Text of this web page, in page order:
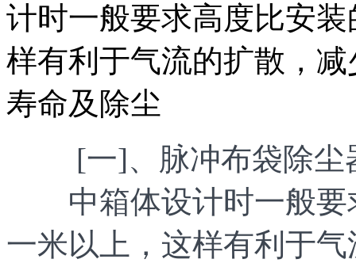
计时一般要求高度比安
样有利于气流的扩散，
寿命及除尘
[一]、脉冲布袋除尘
中箱体设计时一般要
一米以上，这样有利于